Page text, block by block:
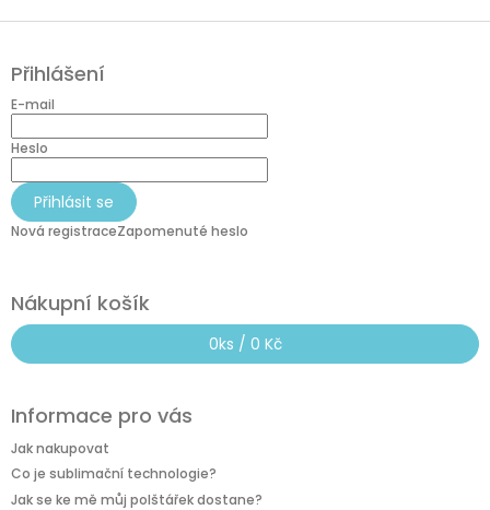
Z
p
a
Přihlášení
E-mail
Heslo
Přihlásit se
Nová registraceZapomenuté heslo
Nákupní košík
0ks / 0 Kč
Informace pro vás
Jak nakupovat
Co je sublimační technologie?
Jak se ke mě můj polštářek dostane?